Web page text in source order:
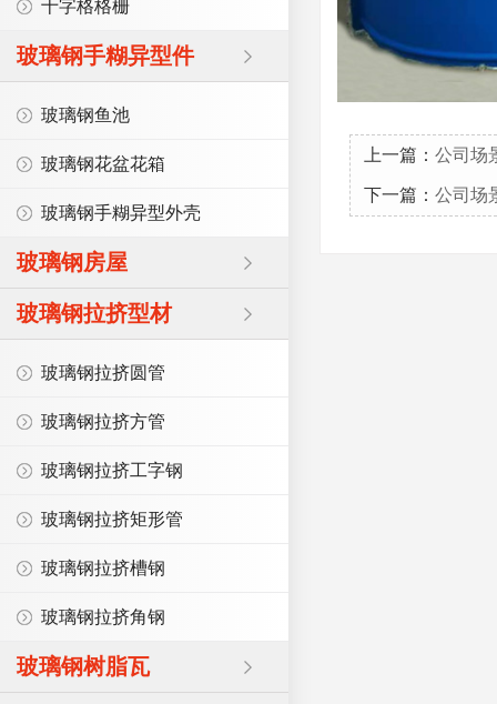
十字格格栅
玻璃钢手糊异型件
玻璃钢鱼池
玻璃钢花盆花箱
玻璃钢手糊异型外壳
玻璃钢房屋
玻璃钢拉挤型材
玻璃钢拉挤圆管
玻璃钢拉挤方管
玻璃钢拉挤工字钢
玻璃钢拉挤矩形管
玻璃钢拉挤槽钢
玻璃钢拉挤角钢
玻璃钢树脂瓦
上一篇： 公司场
下一篇： 公司场